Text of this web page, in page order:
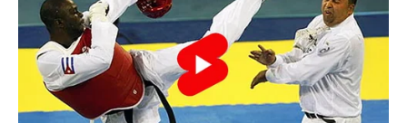
— Я пишу листа, — сказала вона, коли побачила мене. —
Моїй доньці. Вона така талановита. Вона хоче стати
архітектором. Ти знаєш? Вона обов’язково збудує
великий будинок для нас обох.
Я підійшла і подивилася на аркуш. Там не було ніякого